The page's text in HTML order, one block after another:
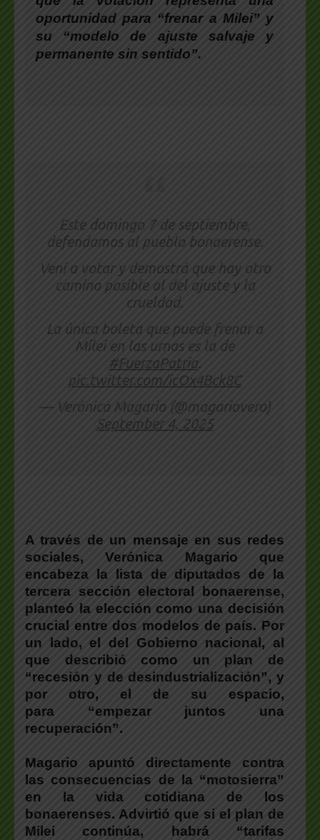
oportunidad para “frenar a Milei” y
su “modelo de ajuste salvaje y
permanente sin sentido”.
Este domingo 7 de septiembre,
defendamos al pueblo bonaerense.
Vení a votar y demostrá que hay otro
camino posible al del ajuste y la
crueldad.
La única boleta que puede frenar a
Milei en las urnas es la de
#FuerzaPatria.
pic.twitter.com/icOx4Bck8C
— Verónica Magario (@magariovero)
September 4, 2025
A través de un mensaje en sus redes
sociales,Verónica Magario que
encabeza la lista de diputados de la
tercera sección electoral bonaerense,
planteó la elección como una decisión
crucial entre dos modelos de país. Por
un lado, el del Gobierno nacional, al
que describió como un plan de
“recesión y de desindustrialización”, y
por otro, el de su espacio,
para “empezar juntos una
recuperación”.
Magario apuntó directamente contra
las consecuencias de la “motosierra”
en la vida cotidiana de los
bonaerenses. Advirtió que si el plan de
Milei continúa, habrá “tarifas